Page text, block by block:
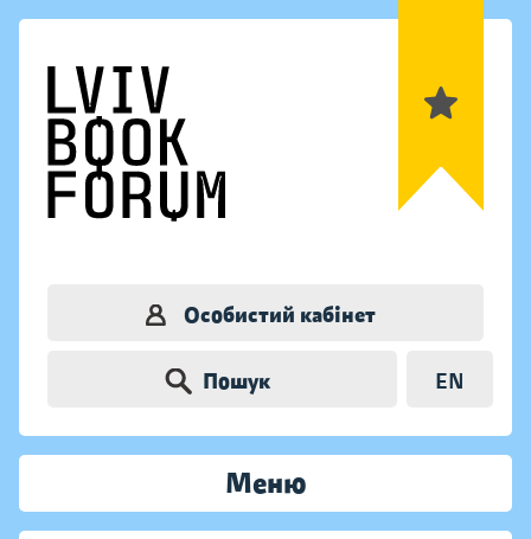
Особистий кабінет
Пошук EN
Меню